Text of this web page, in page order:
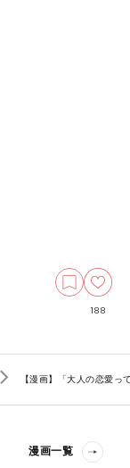
188
【漫画】「大人の恋愛
漫画一覧